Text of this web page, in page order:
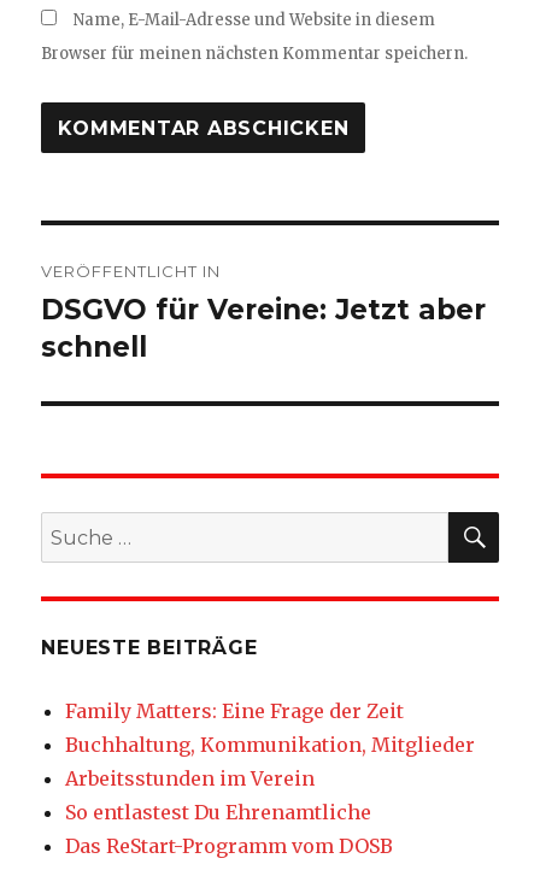
Name, E-Mail-Adresse und Website in diesem
Browser für meinen nächsten Kommentar speichern.
VERÖFFENTLICHT IN
DSGVO für Vereine: Jetzt aber
schnell
Suche
nach:
NEUESTE BEITRÄGE
Family Matters: Eine Frage der Zeit
Buchhaltung, Kommunikation, Mitglieder
Arbeitsstunden im Verein
So entlastest Du Ehrenamtliche
Das ReStart-Programm vom DOSB